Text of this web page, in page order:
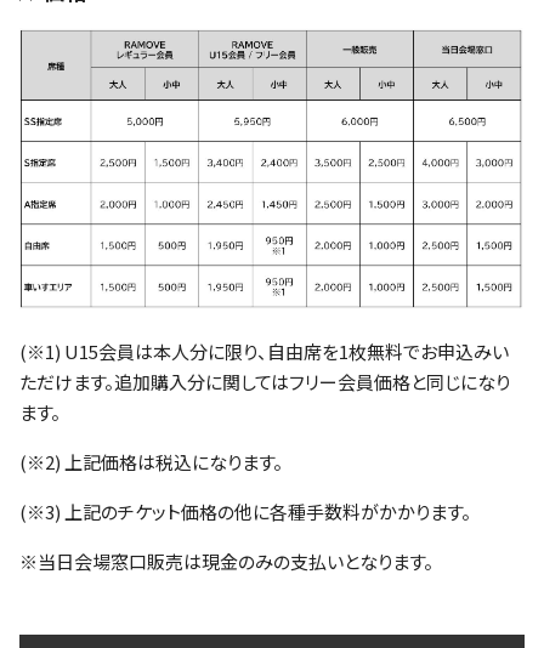
(※1) U15会員は本人分に限り、自由席を1枚無料でお申込みい
ただけます。追加購入分に関してはフリー会員価格と同じになり
ます。
(※2) 上記価格は税込になります。
(※3) 上記のチケット価格の他に各種手数料がかかります。
※当日会場窓口販売は現金のみの支払いとなります。